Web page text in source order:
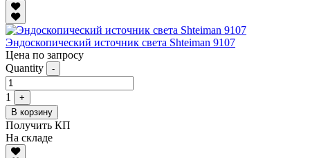
Эндоскопический источник света Shteiman 9107
Цена по запросу
Quantity
-
1
+
В корзину
Получить КП
На складе